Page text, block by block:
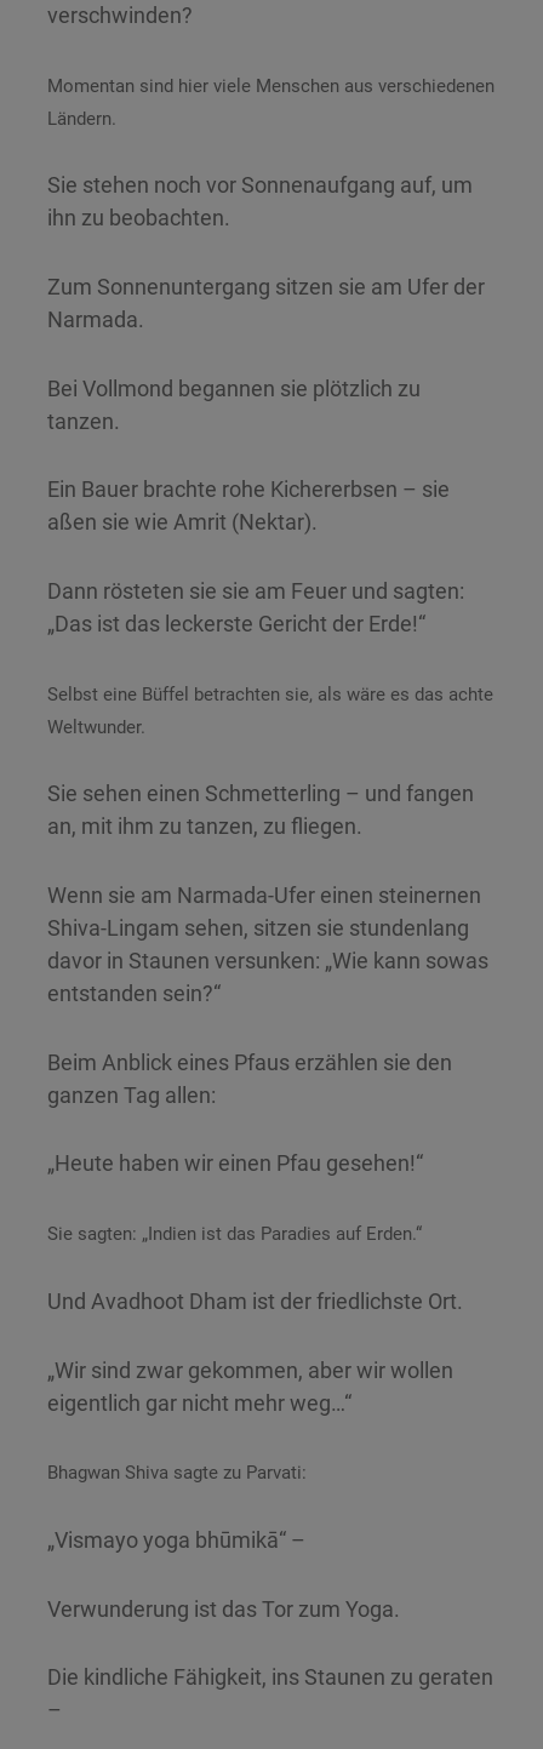
verschwinden?
Momentan sind hier viele Menschen aus verschiedenen
Ländern.
Sie stehen noch vor Sonnenaufgang auf, um
ihn zu beobachten.
Zum Sonnenuntergang sitzen sie am Ufer der
Narmada.
Bei Vollmond begannen sie plötzlich zu
tanzen.
Ein Bauer brachte rohe Kichererbsen – sie
aßen sie wie Amrit (Nektar).
Dann rösteten sie sie am Feuer und sagten:
„Das ist das leckerste Gericht der Erde!“
Selbst eine Büffel betrachten sie, als wäre es das achte
Weltwunder.
Sie sehen einen Schmetterling – und fangen
an, mit ihm zu tanzen, zu fliegen.
Wenn sie am Narmada-Ufer einen steinernen
Shiva-Lingam sehen, sitzen sie stundenlang
davor in Staunen versunken: „Wie kann sowas
entstanden sein?“
Beim Anblick eines Pfaus erzählen sie den
ganzen Tag allen:
„Heute haben wir einen Pfau gesehen!“
Sie sagten: „Indien ist das Paradies auf Erden.“
Und Avadhoot Dham ist der friedlichste Ort.
„Wir sind zwar gekommen, aber wir wollen
eigentlich gar nicht mehr weg…“
Bhagwan Shiva sagte zu Parvati:
„Vismayo yoga bhūmikā“ –
Verwunderung ist das Tor zum Yoga.
Die kindliche Fähigkeit, ins Staunen zu geraten
–